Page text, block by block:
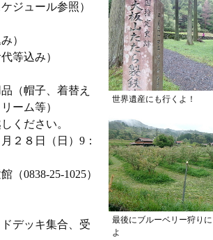
世界遺産にも行くよ！
最後にブルーベリー狩りに
よ
ジュール参照）
）
等込み）
（帽子、着替え
ーム等）
ください。
２８日（日）9：
（0838-25-1025）
デッキ集合、受